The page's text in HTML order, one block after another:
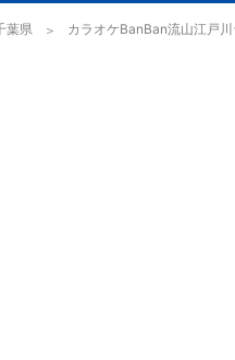
葉県 カラオケBanBan流山江戸